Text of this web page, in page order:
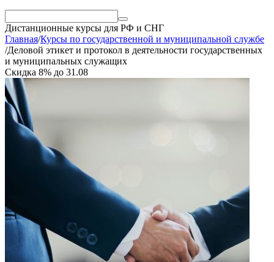
Дистанционные курсы для РФ и СНГ
Главная/Курсы по государственной и муниципальной службе
/Деловой этикет и протокол в деятельности государственных
и муниципальных служащих
Скидка 8% до 31.08